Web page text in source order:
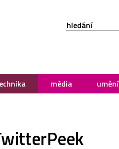
média umění